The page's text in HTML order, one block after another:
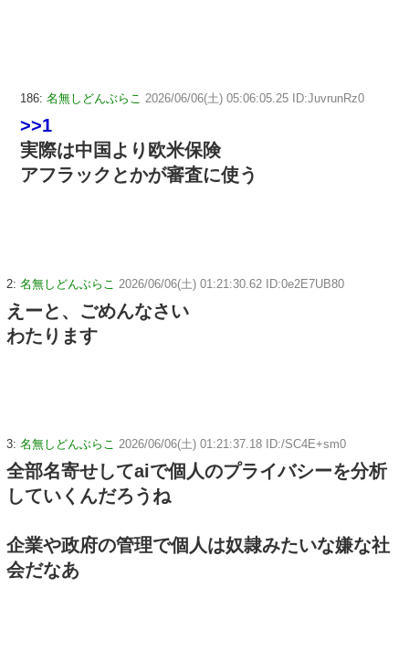
186: 名無しどんぶらこ 2026/06/06(土) 05:06:05.25 ID:JuvrunRz0
>>1
実際は中国より欧米保険
アフラックとかが審査に使う
2: 名無しどんぶらこ 2026/06/06(土) 01:21:30.62 ID:0e2E7UB80
えーと、ごめんなさい
わたります
3: 名無しどんぶらこ 2026/06/06(土) 01:21:37.18 ID:/SC4E+sm0
全部名寄せしてaiで個人のプライバシーを分析
していくんだろうね
企業や政府の管理で個人は奴隷みたいな嫌な社
会だなあ